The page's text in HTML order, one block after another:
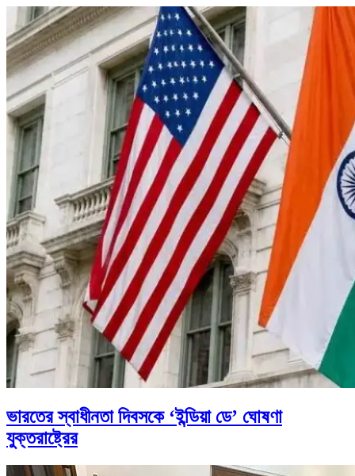
ভারতের স্বাধীনতা দিবসকে ‘ইন্ডিয়া ডে’ ঘোষণা
যুক্তরাষ্ট্রের